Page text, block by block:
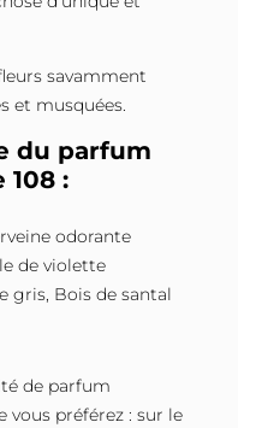
savamment
et musquées.
du parfum
108 :
odorante
de violette
gris, Bois de santal
de parfum
vous préférez : sur le